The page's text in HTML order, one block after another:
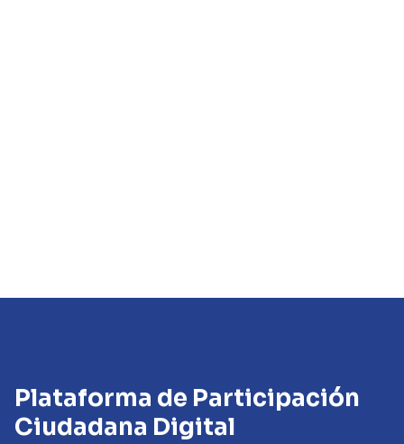
Plataforma de Participación
Ciudadana Digital